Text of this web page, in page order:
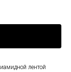
лентой